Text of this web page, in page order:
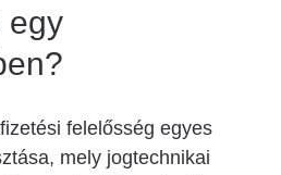
egy
felelősség egyes
mely jogtechnikai